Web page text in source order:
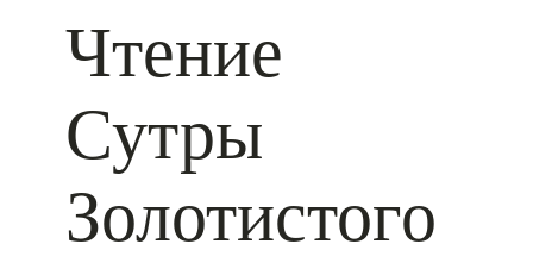
Чтение
Сутры
Золотистого